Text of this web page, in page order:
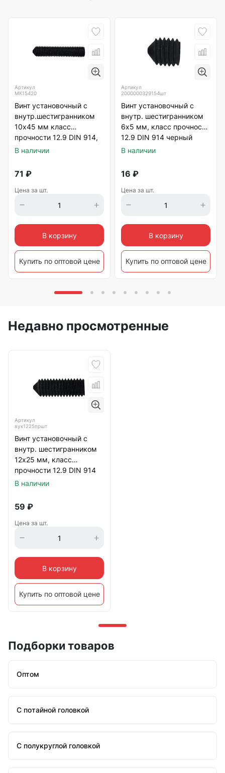
Артикул
МК15420
Винт установочный с
внутр.шестигранником
10х45 мм класс
прочности 12.9 DIN 914,
черный
В наличии
71 ₽
Цена за шт.
В корзину
Купить по оптовой цене
Артикул
2000000329154шт
Винт установочный с
внутр. шестигранником
6х5 мм, класс прочности
12.9 DIN 914 черный
В наличии
16 ₽
Цена за шт.
В корзину
Купить по оптовой цене
Недавно просмотренные
Артикул
вук1225пршт
Винт установочный с
внутр. шестигранником
12х25 мм, класс
прочности 12.9 DIN 914
черный
В наличии
59 ₽
Цена за шт.
В корзину
Купить по оптовой цене
Подборки товаров
Оптом
С потайной головкой
С полукруглой головкой